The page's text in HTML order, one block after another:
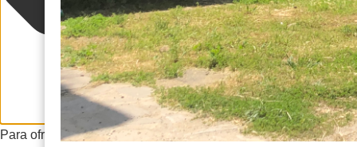
Para ofrecer las mejores experiencias, utilizamos tecnologías